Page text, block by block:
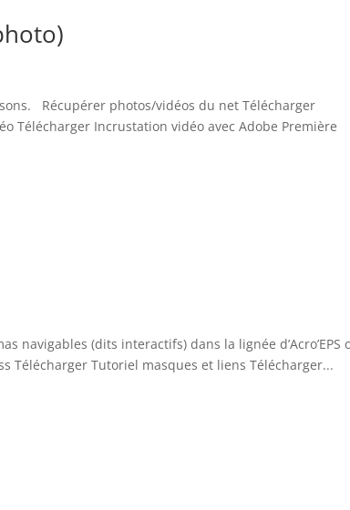
Récupérer photos/vidéos du net Télécharger
Télécharger Incrustation vidéo avec Adobe Première
navigables (dits interactifs) dans la lignée d’Acro’EPS
Télécharger Tutoriel masques et liens Télécharger...